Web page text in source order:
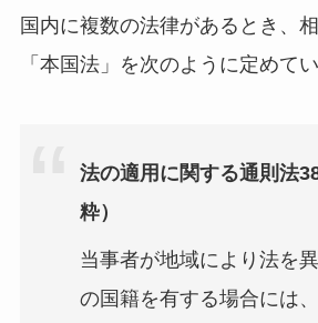
国内に複数の法律があるとき、
「本国法」を次のように定めてい
法の適用に関する通則法
粋）
当事者が地域により法を
の国籍を有する場合には